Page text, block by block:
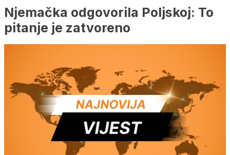
Njemačka odgovorila Poljskoj: To
pitanje je zatvoreno